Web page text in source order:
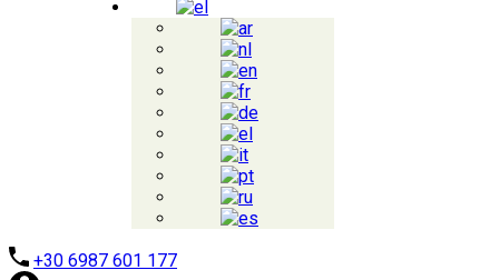
+30 6987 601 177